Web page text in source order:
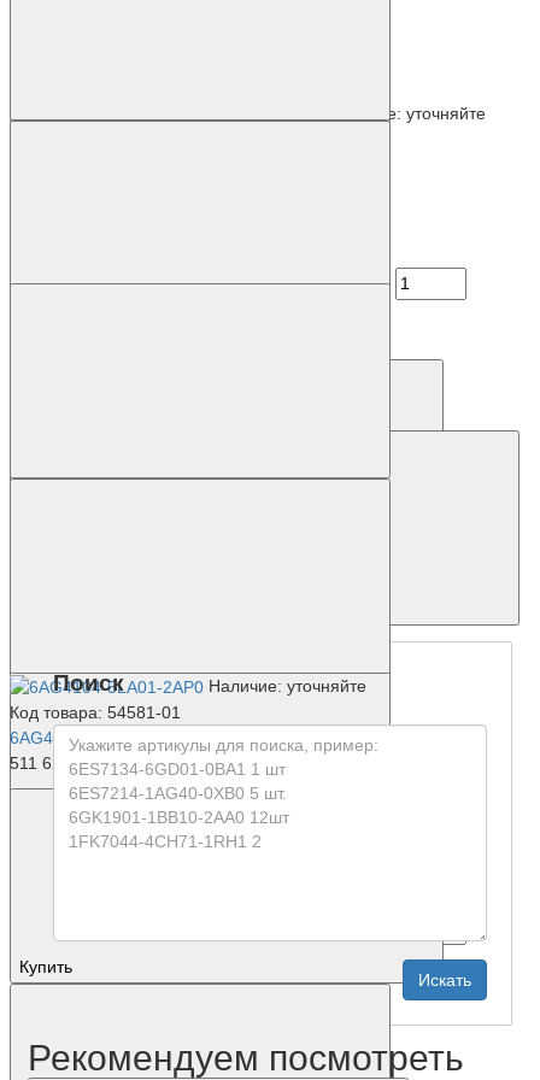
Наличие: уточняйте
Код товара: 55594-01
Наличие: уточняйте
Код товара: 54581-01
6AG4104-5LA01-2AP0
511 624 р.
Купить
Поиск
Рекомендуем посмотреть